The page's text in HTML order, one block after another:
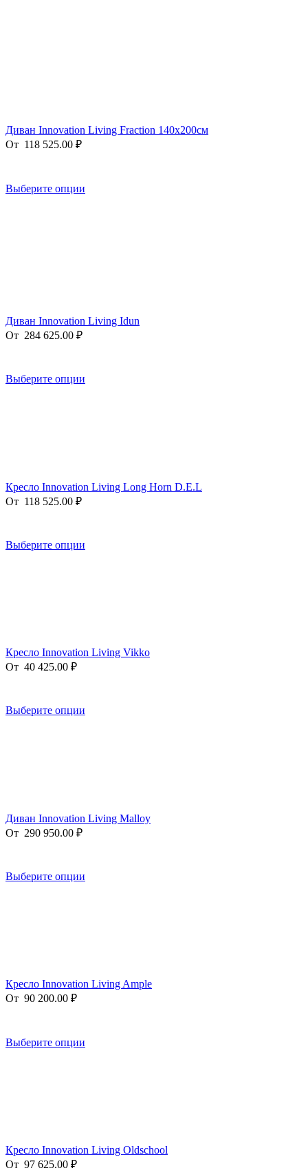
Диван Innovation Living Fraction 140x200см
От 118 525.00 ₽
Выберите опции
Диван Innovation Living Idun
От 284 625.00 ₽
Выберите опции
Кресло Innovation Living Long Horn D.E.L
От 118 525.00 ₽
Выберите опции
Кресло Innovation Living Vikko
От 40 425.00 ₽
Выберите опции
Диван Innovation Living Malloy
От 290 950.00 ₽
Выберите опции
Кресло Innovation Living Ample
От 90 200.00 ₽
Выберите опции
Кресло Innovation Living Oldschool
От 97 625.00 ₽